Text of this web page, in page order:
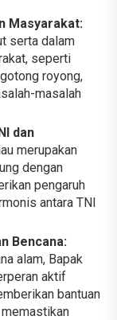
Masyarakat:
serta dalam
seperti
royong,
masalah
dan
merupakan
dengan
pengaruh
antara TNI
Bencana:
alam, Bapak
aktif
bantuan